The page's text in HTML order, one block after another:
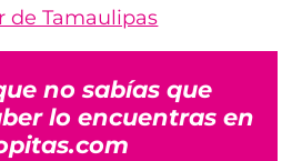
de Tamaulipas
no sabías que
lo encuentras en